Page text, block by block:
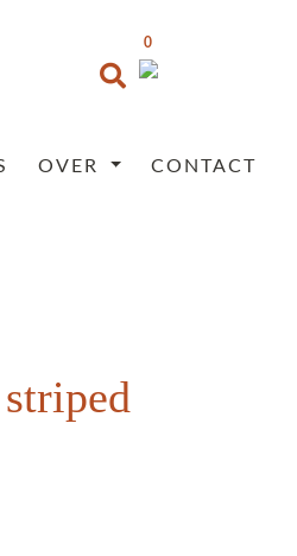
0
OVER CONTACT